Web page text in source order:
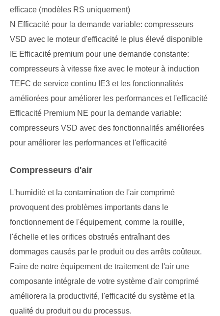
efficace (modèles RS uniquement)
N Efficacité pour la demande variable: compresseurs
VSD avec le moteur d'efficacité le plus élevé disponible
IE Efficacité premium pour une demande constante:
compresseurs à vitesse fixe avec le moteur à induction
TEFC de service continu IE3 et les fonctionnalités
améliorées pour améliorer les performances et l'efficacité
Efficacité Premium NE pour la demande variable:
compresseurs VSD avec des fonctionnalités améliorées
pour améliorer les performances et l'efficacité
Compresseurs d'air
L'humidité et la contamination de l'air comprimé
provoquent des problèmes importants dans le
fonctionnement de l'équipement, comme la rouille,
l'échelle et les orifices obstrués entraînant des
dommages causés par le produit ou des arrêts coûteux.
Faire de notre équipement de traitement de l'air une
composante intégrale de votre système d'air comprimé
améliorera la productivité, l'efficacité du système et la
qualité du produit ou du processus.